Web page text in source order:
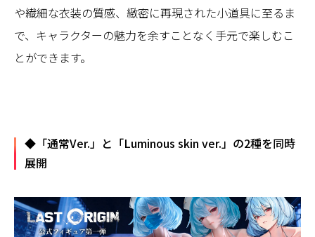
や繊細な衣装の質感、緻密に再現された小道具に至るま
で、キャラクターの魅力を余すことなく手元で楽しむこ
とができます。
◆「通常Ver.」と「Luminous skin ver.」の2種を同時
展開